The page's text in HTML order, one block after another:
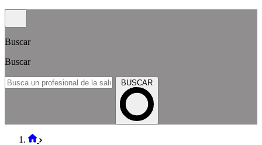
Buscar
Buscar
BUSCAR